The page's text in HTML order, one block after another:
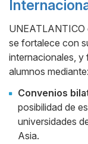
UNEATLANTICO
se fortalece con
internacionales, y
alumnos mediante:
Convenios
posibilidad de
universidades
Asia.